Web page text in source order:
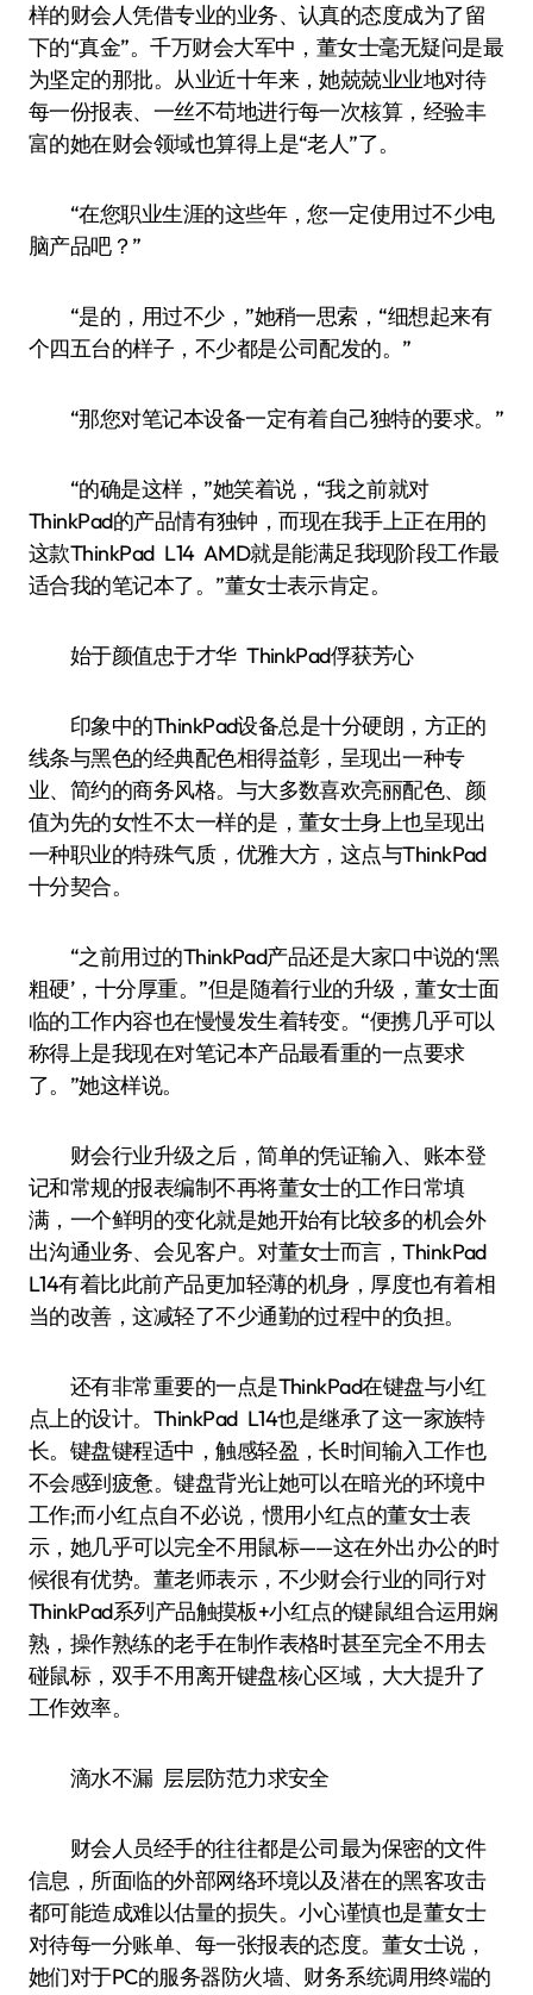
样的财会人凭借专业的业务、认真的态度成为了留
下的“真金”。千万财会大军中，董女士毫无疑问是最
为坚定的那批。从业近十年来，她兢兢业业地对待
每一份报表、一丝不苟地进行每一次核算，经验丰
富的她在财会领域也算得上是“老人”了。
“在您职业生涯的这些年，您一定使用过不少电
脑产品吧？”
“是的，用过不少，”她稍一思索，“细想起来有
个四五台的样子，不少都是公司配发的。”
“那您对笔记本设备一定有着自己独特的要求。”
“的确是这样，”她笑着说，“我之前就对
ThinkPad的产品情有独钟，而现在我手上正在用的
这款ThinkPad L14 AMD就是能满足我现阶段工作最
适合我的笔记本了。”董女士表示肯定。
始于颜值忠于才华 ThinkPad俘获芳心
印象中的ThinkPad设备总是十分硬朗，方正的
线条与黑色的经典配色相得益彰，呈现出一种专
业、简约的商务风格。与大多数喜欢亮丽配色、颜
值为先的女性不太一样的是，董女士身上也呈现出
一种职业的特殊气质，优雅大方，这点与ThinkPad
十分契合。
“之前用过的ThinkPad产品还是大家口中说的‘黑
粗硬’，十分厚重。”但是随着行业的升级，董女士面
临的工作内容也在慢慢发生着转变。“便携几乎可以
称得上是我现在对笔记本产品最看重的一点要求
了。”她这样说。
财会行业升级之后，简单的凭证输入、账本登
记和常规的报表编制不再将董女士的工作日常填
满，一个鲜明的变化就是她开始有比较多的机会外
出沟通业务、会见客户。对董女士而言，ThinkPad
L14有着比此前产品更加轻薄的机身，厚度也有着相
当的改善，这减轻了不少通勤的过程中的负担。
还有非常重要的一点是ThinkPad在键盘与小红
点上的设计。ThinkPad L14也是继承了这一家族特
长。键盘键程适中，触感轻盈，长时间输入工作也
不会感到疲惫。键盘背光让她可以在暗光的环境中
工作;而小红点自不必说，惯用小红点的董女士表
示，她几乎可以完全不用鼠标——这在外出办公的时
候很有优势。董老师表示，不少财会行业的同行对
ThinkPad系列产品触摸板+小红点的键鼠组合运用娴
熟，操作熟练的老手在制作表格时甚至完全不用去
碰鼠标，双手不用离开键盘核心区域，大大提升了
工作效率。
滴水不漏 层层防范力求安全
财会人员经手的往往都是公司最为保密的文件
信息，所面临的外部网络环境以及潜在的黑客攻击
都可能造成难以估量的损失。小心谨慎也是董女士
对待每一分账单、每一张报表的态度。董女士说，
她们对于PC的服务器防火墙、财务系统调用终端的